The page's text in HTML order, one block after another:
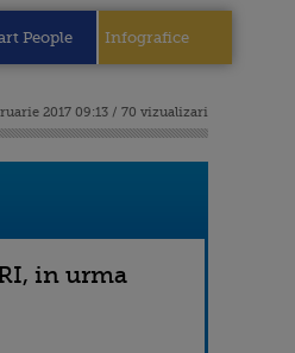
People Infografice
2017 09:13 / 70 vizualizari
in urma